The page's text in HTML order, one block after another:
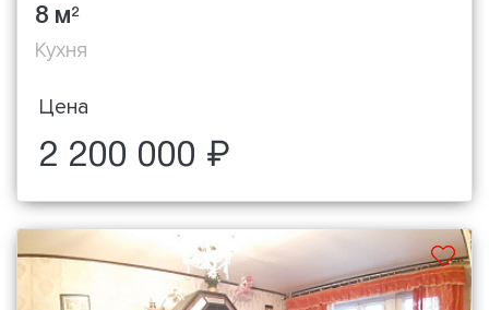
8 м2
Кухня
Цена
2 200 000 ₽